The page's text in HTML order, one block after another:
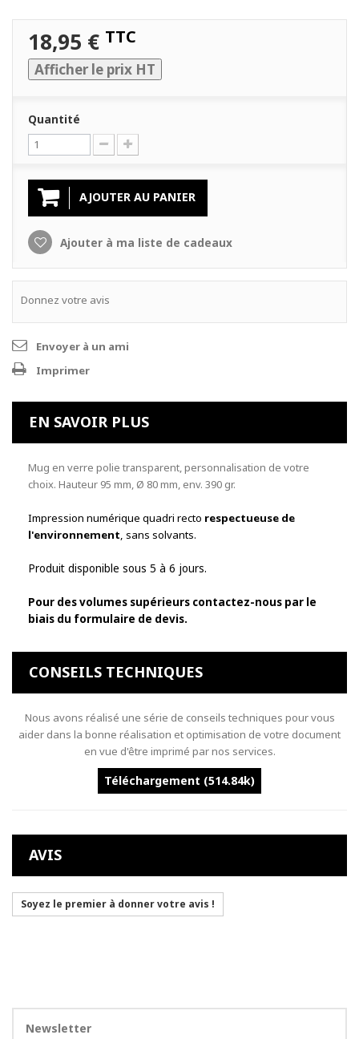
18,95 € TTC
Afficher le prix HT
Quantité
AJOUTER AU PANIER
Ajouter à ma liste de cadeaux
Donnez votre avis
Envoyer à un ami
Imprimer
EN SAVOIR PLUS
Mug en verre polie transparent, personnalisation de votre
choix. Hauteur 95 mm, Ø 80 mm, env. 390 gr.
Impression numérique quadri recto respectueuse de
l'environnement, sans solvants.
Produit disponible sous 5 à 6 jours.
Pour des volumes supérieurs contactez-nous par le
biais du formulaire de devis.
CONSEILS TECHNIQUES
Nous avons réalisé une série de conseils techniques pour vous
aider dans la bonne réalisation et optimisation de votre document
en vue d'être imprimé par nos services.
Téléchargement (514.84k)
AVIS
Soyez le premier à donner votre avis !
Newsletter